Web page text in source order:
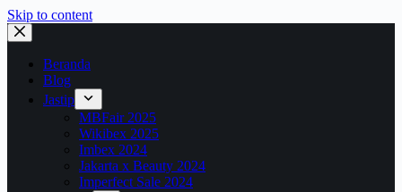
Skip to content
Beranda
Blog
Jastip
MBFair 2025
Wikibex 2025
Imbex 2024
Jakarta x Beauty 2024
Imperfect Sale 2024